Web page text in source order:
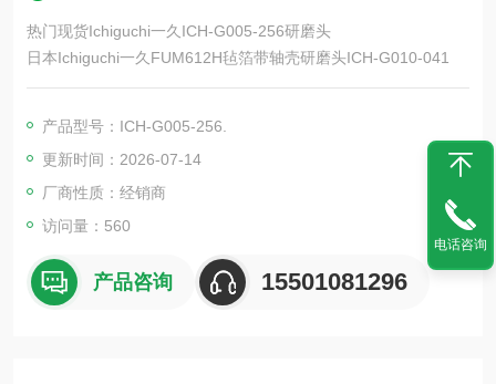
热门现货Ichiguchi一久ICH-G005-256研磨头
日本Ichiguchi一久FUM612H毡箔带轴壳研磨头ICH-G010-041
产品型号：ICH-G005-256.
更新时间：2026-07-14
厂商性质：经销商
访问量：560
产品咨询 15501081296
电话咨询